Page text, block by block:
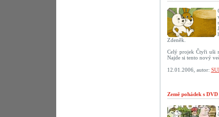
Zdeněk.
Celý projek Čtyři uši
Najde si tento nový
12.01.2006, autor:
Země pohádek s